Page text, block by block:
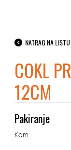
NATRAG NA LISTU
COKL
12CM
Pakiranje
Kom